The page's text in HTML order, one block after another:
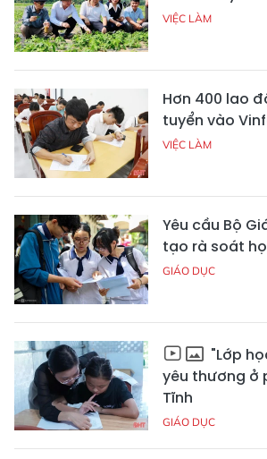
VIỆC LÀM
Hơn 400 lao
tuyển vào
VIỆC LÀM
Yêu cầu Bộ
tạo rà soát
GIÁO DỤC
"Lớp
yêu thương ở
Tĩnh
GIÁO DỤC